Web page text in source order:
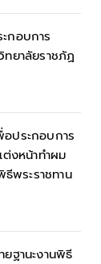
กอบการ
ทยาลัยราชภัฏ
อประกอบการ
ต่งหน้าทำผม
พระราชทาน
ฐานะงานพิธี